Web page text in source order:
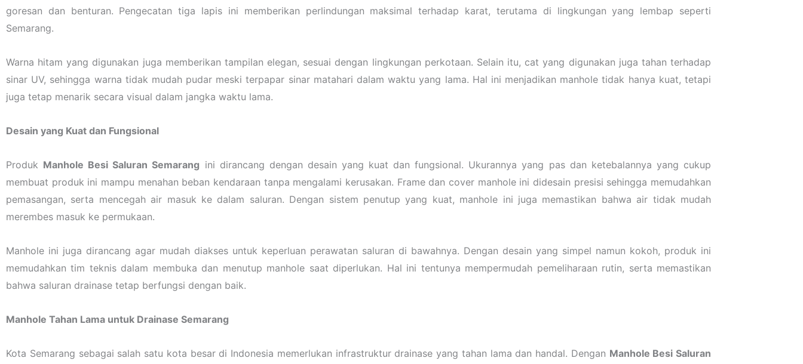
goresan dan benturan. Pengecatan tiga lapis ini memberikan perlindungan maksimal terhadap karat, terutama di lingkungan yang lembap seperti
Semarang.
Warna hitam yang digunakan juga memberikan tampilan elegan, sesuai dengan lingkungan perkotaan. Selain itu, cat yang digunakan juga tahan terhadap
sinar UV, sehingga warna tidak mudah pudar meski terpapar sinar matahari dalam waktu yang lama. Hal ini menjadikan manhole tidak hanya kuat, tetapi
juga tetap menarik secara visual dalam jangka waktu lama.
Desain yang Kuat dan Fungsional
Produk Manhole Besi Saluran Semarang ini dirancang dengan desain yang kuat dan fungsional. Ukurannya yang pas dan ketebalannya yang cukup
membuat produk ini mampu menahan beban kendaraan tanpa mengalami kerusakan. Frame dan cover manhole ini didesain presisi sehingga memudahkan
pemasangan, serta mencegah air masuk ke dalam saluran. Dengan sistem penutup yang kuat, manhole ini juga memastikan bahwa air tidak mudah
merembes masuk ke permukaan.
Manhole ini juga dirancang agar mudah diakses untuk keperluan perawatan saluran di bawahnya. Dengan desain yang simpel namun kokoh, produk ini
memudahkan tim teknis dalam membuka dan menutup manhole saat diperlukan. Hal ini tentunya mempermudah pemeliharaan rutin, serta memastikan
bahwa saluran drainase tetap berfungsi dengan baik.
Manhole Tahan Lama untuk Drainase Semarang
Kota Semarang sebagai salah satu kota besar di Indonesia memerlukan infrastruktur drainase yang tahan lama dan handal. Dengan Manhole Besi Saluran